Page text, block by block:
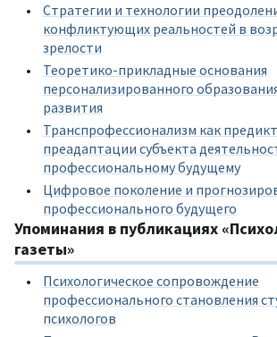
Стратегии и технологии
конфликтующих реальностей в
зрелости
Теоретико-прикладные основания
персонализированного
развития
Транспрофессионализм как
преадаптации субъекта
профессиональному будущему
Цифровое поколение и
профессионального будущего
Упоминания в публикациях
газеты»
Психологическое сопровождение
профессионального становления
психологов